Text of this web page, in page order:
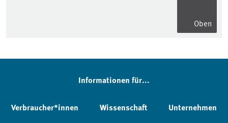
Oben
Informationen für...
Verbraucher*innen Wissenschaft Unternehmen